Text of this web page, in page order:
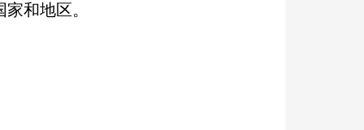
家和地区。